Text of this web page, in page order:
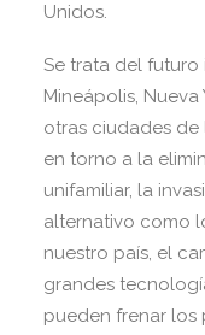
Unidos.
Se trata del
Mineápolis, Nueva
otras ciudades
en torno a la
unifamiliar, la
alternativo como
nuestro país, el
grandes
pueden frenar los